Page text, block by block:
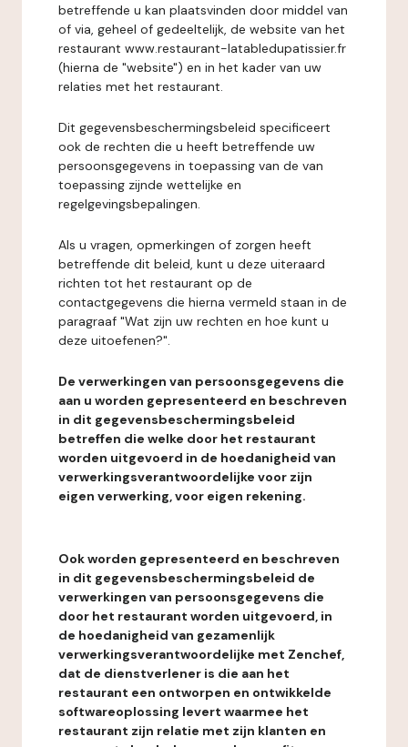
betreffende u kan plaatsvinden door middel van
of via, geheel of gedeeltelijk, de website van het
restaurant www.restaurant-latabledupatissier.fr
(hierna de "website") en in het kader van uw
relaties met het restaurant.
Dit gegevensbeschermingsbeleid specificeert
ook de rechten die u heeft betreffende uw
persoonsgegevens in toepassing van de van
toepassing zijnde wettelijke en
regelgevingsbepalingen.
Als u vragen, opmerkingen of zorgen heeft
betreffende dit beleid, kunt u deze uiteraard
richten tot het restaurant op de
contactgegevens die hierna vermeld staan in de
paragraaf "Wat zijn uw rechten en hoe kunt u
deze uitoefenen?".
De verwerkingen van persoonsgegevens die
aan u worden gepresenteerd en beschreven
in dit gegevensbeschermingsbeleid
betreffen die welke door het restaurant
worden uitgevoerd in de hoedanigheid van
verwerkingsverantwoordelijke voor zijn
eigen verwerking, voor eigen rekening.
Ook worden gepresenteerd en beschreven
in dit gegevensbeschermingsbeleid de
verwerkingen van persoonsgegevens die
door het restaurant worden uitgevoerd, in
de hoedanigheid van gezamenlijk
verwerkingsverantwoordelijke met Zenchef,
dat de dienstverlener is die aan het
restaurant een ontworpen en ontwikkelde
softwareoplossing levert waarmee het
restaurant zijn relatie met zijn klanten en